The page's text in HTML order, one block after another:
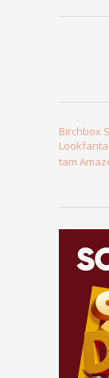
Birchbox
tam